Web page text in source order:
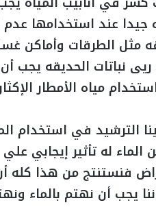
جيدا عند استخدامها
مثل الطرقات وأماكن
نباتات الحديقه يجب
مياه الأمطار
الترشيد في استخدام
له تأثير إيجابي
فنستنتج من هذا
يجب أن نهتم بالماء